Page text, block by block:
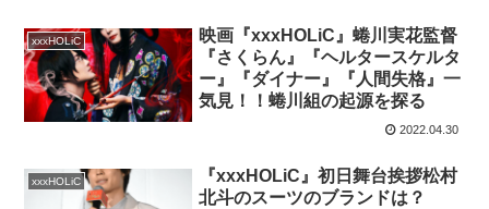
xxxHOLiC
映画『xxxHOLiC』蜷川実花監督
『さくらん』『ヘルタースケルタ
ー』『ダイナー』『人間失格』一
気見！！蜷川組の起源を探る
2022.04.30
xxxHOLiC
『xxxHOLiC』初日舞台挨拶松村
北斗のスーツのブランドは？